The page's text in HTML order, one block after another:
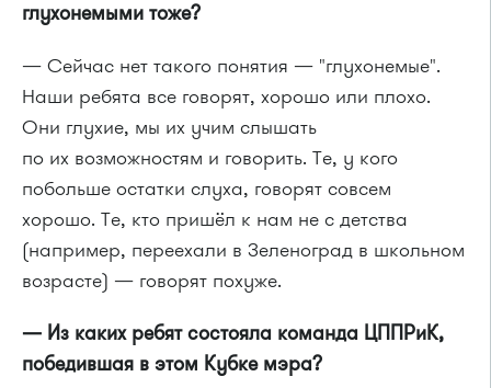
глухонемыми тоже?
— Сейчас нет такого понятия — "глухонемые".
Наши ребята все говорят, хорошо или плохо.
Они глухие, мы их учим слышать
по их возможностям и говорить. Те, у кого
побольше остатки слуха, говорят совсем
хорошо. Те, кто пришёл к нам не с детства
(например, переехали в Зеленоград в школьном
возрасте) — говорят похуже.
— Из каких ребят состояла команда ЦППРиК,
победившая в этом Кубке мэра?